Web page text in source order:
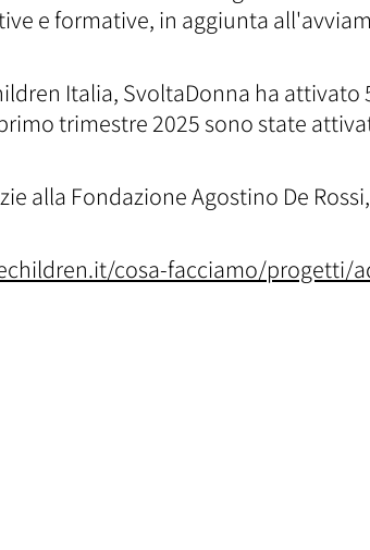
e formative, in aggiunta
Italia, SvoltaDonna ha
trimestre 2025 sono state
alla Fondazione Agostino De
cosa-facciamo/progetti/